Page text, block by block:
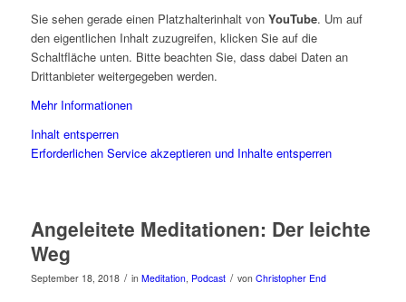
Sie sehen gerade einen Platzhalterinhalt von YouTube. Um auf
den eigentlichen Inhalt zuzugreifen, klicken Sie auf die
Schaltfläche unten. Bitte beachten Sie, dass dabei Daten an
Drittanbieter weitergegeben werden.
Mehr Informationen
Inhalt entsperren
Erforderlichen Service akzeptieren und Inhalte entsperren
Angeleitete Meditationen: Der leichte
Weg
September 18, 2018 / in Meditation, Podcast / von Christopher End